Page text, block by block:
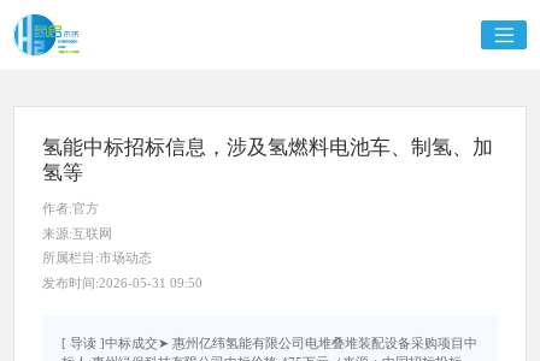
氢能中标招标信息，涉及氢燃料电池车、制氢、加
氢等
作者:官方
来源:互联网
所属栏目:市场动态
发布时间:2026-05-31 09:50
[ 导读 ]中标成交➤ 惠州亿纬氢能有限公司电堆叠堆装配设备采购项目中